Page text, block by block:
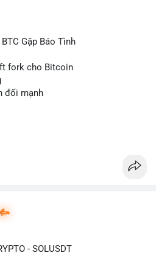
bản chính: thứ nhất, cá voi đang
chuyển lên sàn giao dịch, tạo
niềm tin vào xu hướng tăng; thứ
lượng này không quá lớn để
nhưng vẫn đủ sức tạo biến động
sàn tập trung.
lẻ:
hành động theo cảm xúc, ưu
này.
Gặp Báo Tình
fork cho Bitcoin
đối mạnh
- SOLUSDT